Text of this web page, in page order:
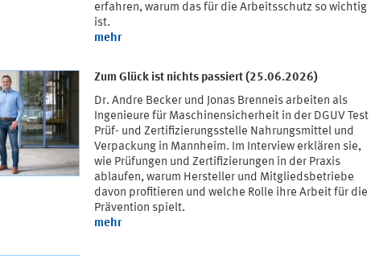
erfahren, warum das für die Arbeitsschutz so wichtig
ist.
mehr
Zum Glück ist nichts passiert (25.06.2026)
Dr. Andre Becker und Jonas Brenneis arbeiten als
Ingenieure für Maschinensicherheit in der DGUV Test
Prüf- und Zertifizierungsstelle Nahrungsmittel und
Verpackung in Mannheim. Im Interview erklären sie,
wie Prüfungen und Zertifizierungen in der Praxis
ablaufen, warum Hersteller und Mitgliedsbetriebe
davon profitieren und welche Rolle ihre Arbeit für die
Prävention spielt.
mehr